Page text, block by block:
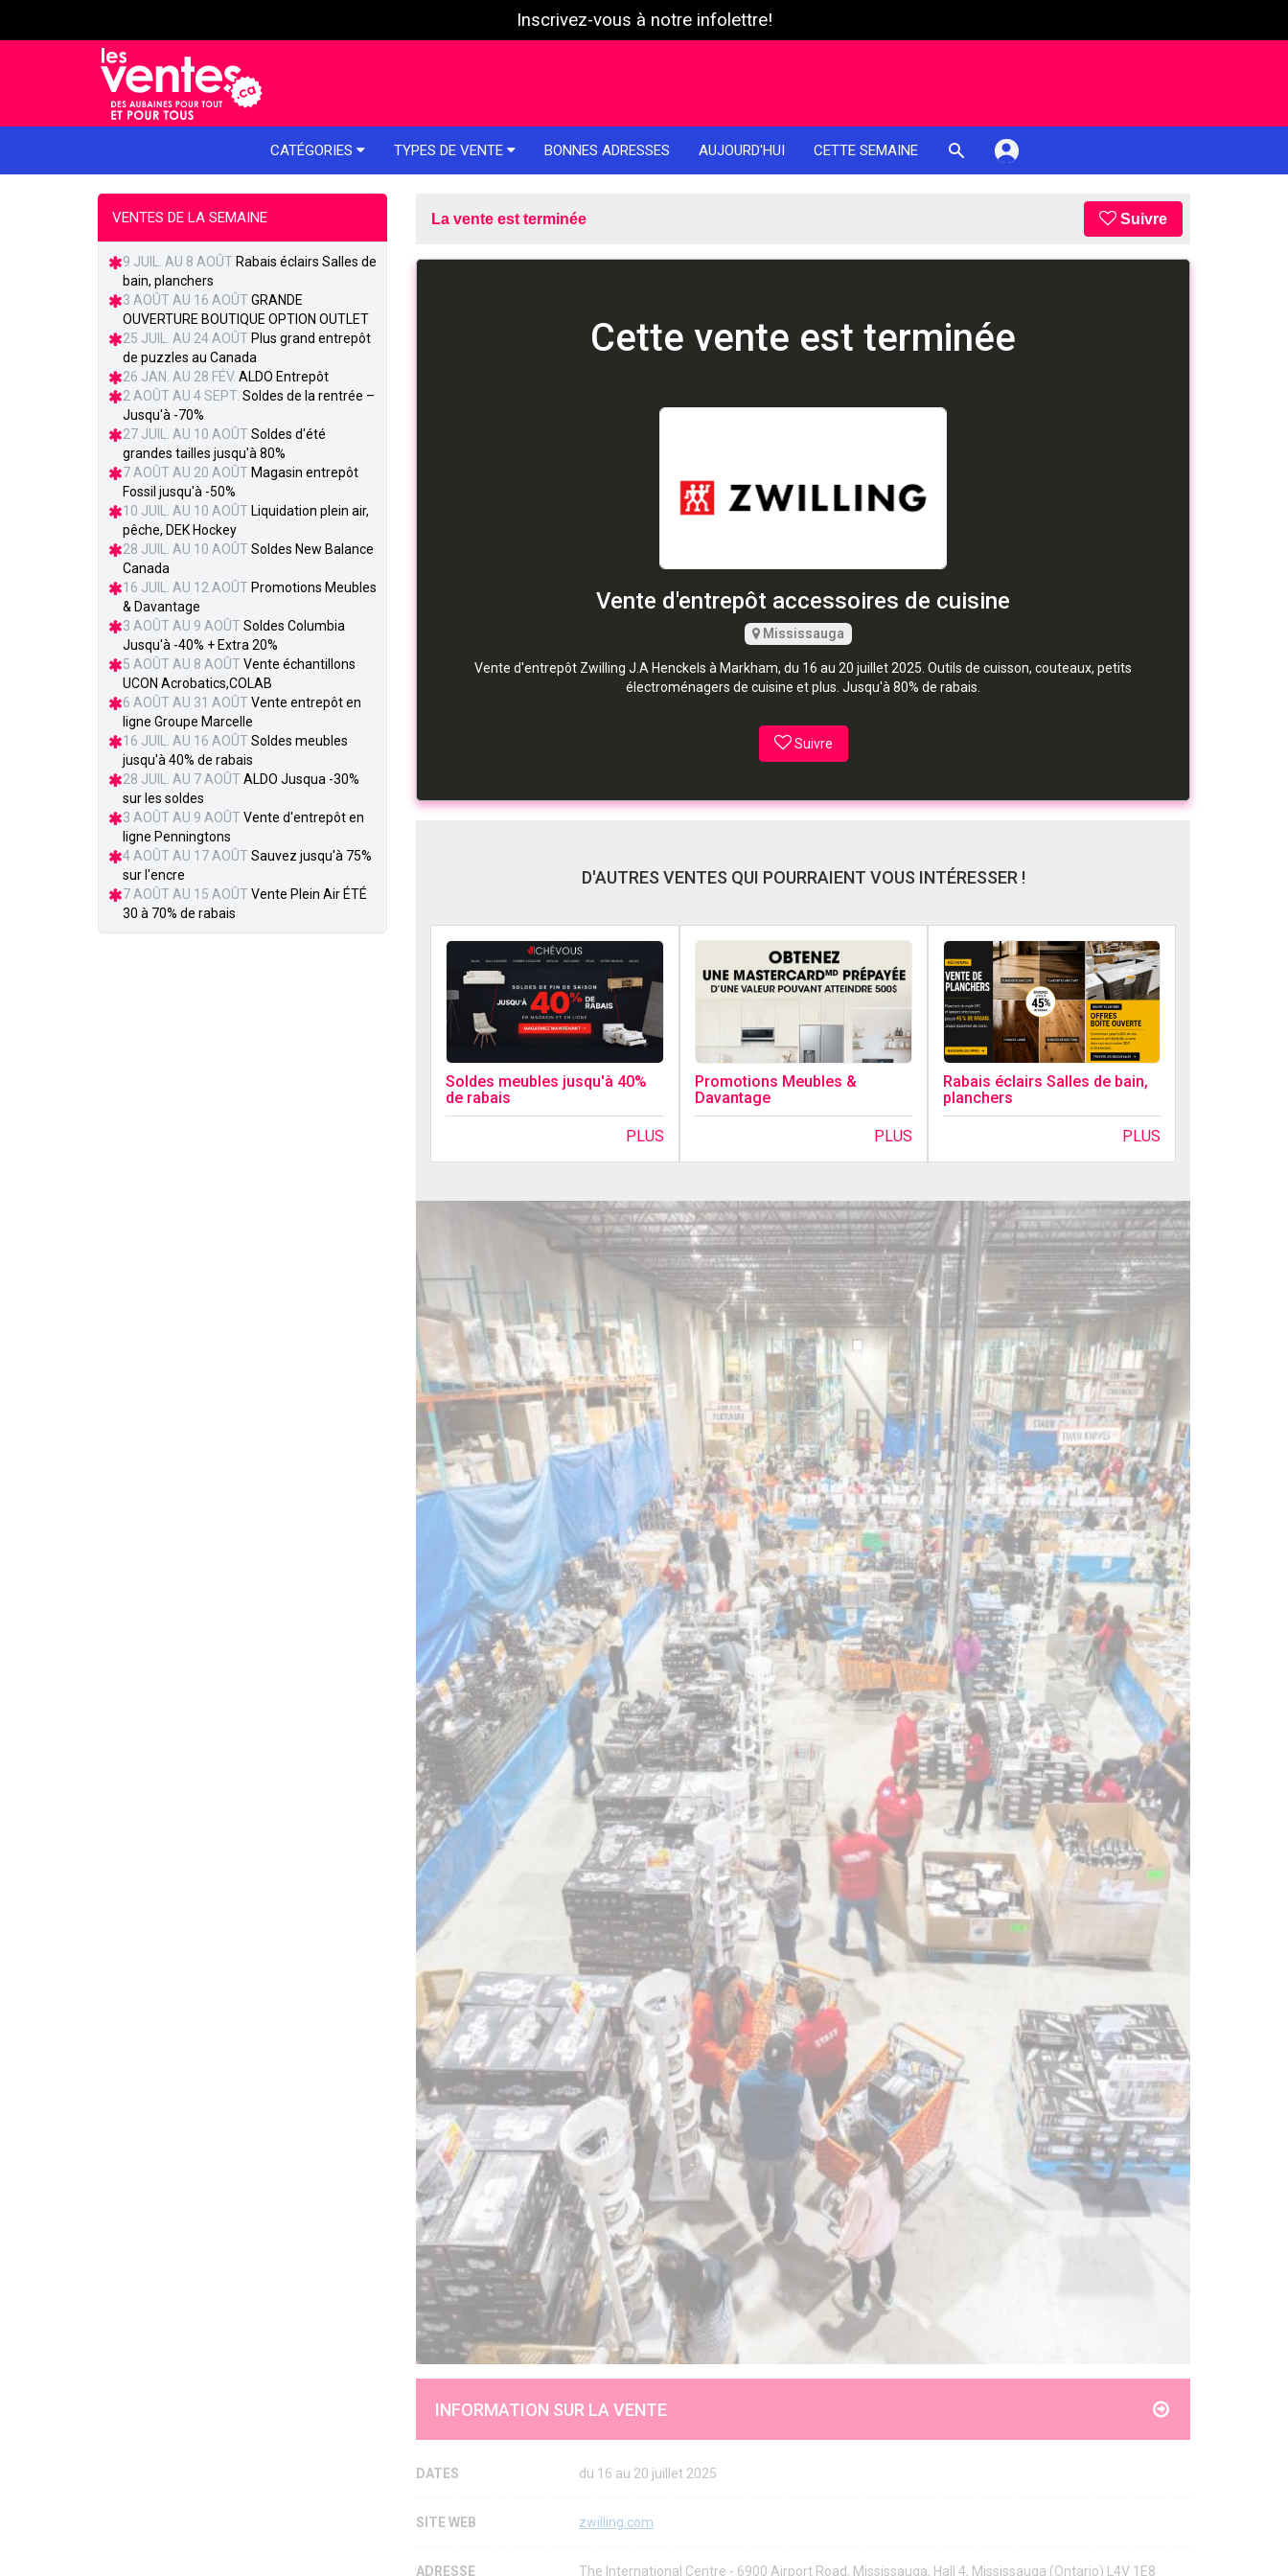
Inscrivez-vous à notre infolettre!
CATÉGORIES TYPES DE VENTE BONNES ADRESSES AUJOURD'HUI CETTE SEMAINE
La vente est terminée Suivre
Cette vente est terminée
Vente d'entrepôt accessoires de cuisine
Mississauga
Vente d'entrepôt Zwilling J.A Henckels à Markham, du 16 au 20 juillet 2025. Outils de cuisson, couteaux, petits
électroménagers de cuisine et plus. Jusqu'à 80% de rabais.
Suivre
D'AUTRES VENTES QUI POURRAIENT VOUS INTÉRESSER !
Soldes meubles jusqu'à 40%
de rabais
PLUS
Promotions Meubles &
Davantage
PLUS
Rabais éclairs Salles de bain,
planchers
PLUS
INFORMATION SUR LA VENTE
DATES du 16 au 20 juillet 2025
SITE WEB zwilling.com
ADRESSE The International Centre - 6900 Airport Road, Mississauga, Hall 4, Mississauga (Ontario) L4V 1E8
VENTES DE LA SEMAINE
9 JUIL. AU 8 AOÛT Rabais éclairs Salles de
bain, planchers
3 AOÛT AU 16 AOÛT GRANDE
OUVERTURE BOUTIQUE OPTION OUTLET
25 JUIL. AU 24 AOÛT Plus grand entrepôt
de puzzles au Canada
26 JAN. AU 28 FÉV. ALDO Entrepôt
2 AOÛT AU 4 SEPT. Soldes de la rentrée –
Jusqu'à -70%
27 JUIL. AU 10 AOÛT Soldes d'été
grandes tailles jusqu'à 80%
7 AOÛT AU 20 AOÛT Magasin entrepôt
Fossil jusqu'à -50%
10 JUIL. AU 10 AOÛT Liquidation plein air,
pêche, DEK Hockey
28 JUIL. AU 10 AOÛT Soldes New Balance
Canada
16 JUIL. AU 12 AOÛT Promotions Meubles
& Davantage
3 AOÛT AU 9 AOÛT Soldes Columbia
Jusqu'à -40% + Extra 20%
5 AOÛT AU 8 AOÛT Vente échantillons
UCON Acrobatics,COLAB
6 AOÛT AU 31 AOÛT Vente entrepôt en
ligne Groupe Marcelle
16 JUIL. AU 16 AOÛT Soldes meubles
jusqu'à 40% de rabais
28 JUIL. AU 7 AOÛT ALDO Jusqua -30%
sur les soldes
3 AOÛT AU 9 AOÛT Vente d'entrepôt en
ligne Penningtons
4 AOÛT AU 17 AOÛT Sauvez jusqu'à 75%
sur l'encre
7 AOÛT AU 15 AOÛT Vente Plein Air ÉTÉ
30 à 70% de rabais